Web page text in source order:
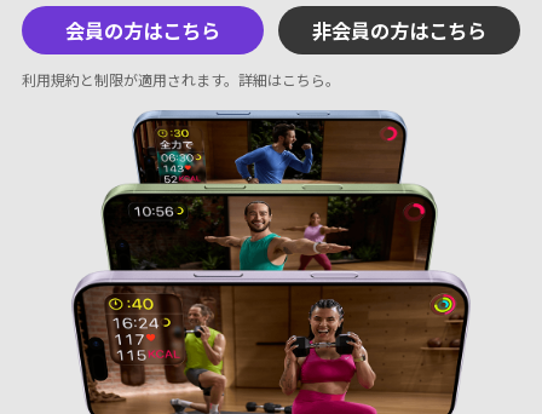
会員の方はこちら 非会員の方はこちら
利用規約と制限が適用されます。 詳細はこちら。